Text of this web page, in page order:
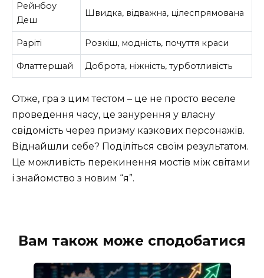
Рейнбоу
Деш
Швидка, відважна, цілеспрямована
Раріті Розкіш, модність, почуття краси
Флаттершай Доброта, ніжність, турботливість
Отже, гра з цим тестом – це не просто веселе
проведення часу, це занурення у власну
свідомість через призму казкових персонажів.
Віднайшли себе? Поділіться своїм результатом.
Це можливість перекинення мостів між світами
і знайомство з новим “я”.
Вам також може сподобатися